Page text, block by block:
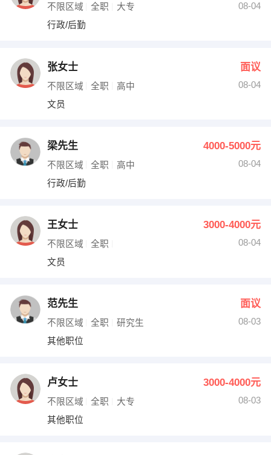
不限区域 全职 大专
08-04
行政/后勤
张女士 面议
不限区域 全职 高中
08-04
文员
梁先生 4000-5000元
不限区域 全职 高中
08-04
行政/后勤
王女士 3000-4000元
不限区域 全职
08-04
文员
范先生 面议
不限区域 全职 研究生
08-03
其他职位
卢女士 3000-4000元
不限区域 全职 大专
08-03
其他职位